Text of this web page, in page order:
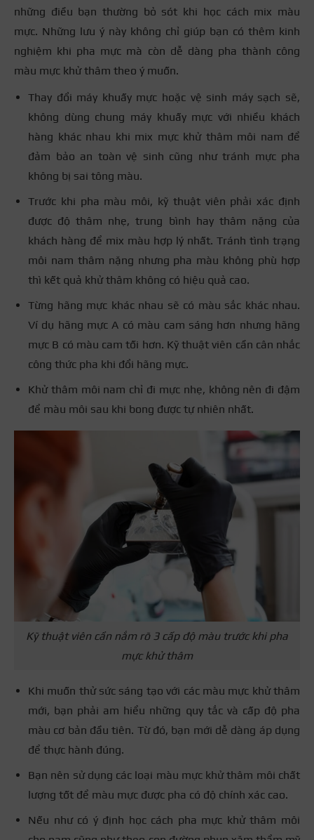
những điều bạn thường bỏ sót khi học cách mix màu
mực. Những lưu ý này không chỉ giúp bạn có thêm kinh
nghiệm khi pha mực mà còn dễ dàng pha thành công
màu mực khử thâm theo ý muốn.
Thay đổi máy khuấy mực hoặc vệ sinh máy sạch sẽ,
không dùng chung máy khuấy mực với nhiều khách
hàng khác nhau khi mix mực khử thâm môi nam để
đảm bảo an toàn vệ sinh cũng như tránh mực pha
không bị sai tông màu.
Trước khi pha màu môi, kỹ thuật viên phải xác định
được độ thâm nhẹ, trung bình hay thâm nặng của
khách hàng để mix màu hợp lý nhất. Tránh tình trạng
môi nam thâm nặng nhưng pha màu không phù hợp
thì kết quả khử thâm không có hiệu quả cao.
Từng hãng mực khác nhau sẽ có màu sắc khác nhau.
Ví dụ hãng mực A có màu cam sáng hơn nhưng hãng
mực B có màu cam tối hơn. Kỹ thuật viên cần cân nhắc
công thức pha khi đổi hãng mực.
Khử thâm môi nam chỉ đi mực nhẹ, không nên đi đậm
để màu môi sau khi bong được tự nhiên nhất.
Kỹ thuật viên cần nắm rõ 3 cấp độ màu trước khi pha
mực khử thâm
Khi muốn thử sức sáng tạo với các màu mực khử thâm
mới, bạn phải am hiểu những quy tắc và cấp độ pha
màu cơ bản đầu tiên. Từ đó, bạn mới dễ dàng áp dụng
để thực hành đúng.
Bạn nên sử dụng các loại màu mực khử thâm môi chất
lượng tốt để màu mực được pha có độ chính xác cao.
Nếu như có ý định học cách pha mực khử thâm môi